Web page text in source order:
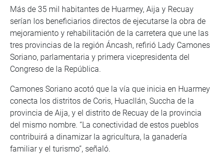
Más de 35 mil habitantes de Huarmey, Aija y Recuay
serían los beneficiarios directos de ejecutarse la obra de
mejoramiento y rehabilitación de la carretera que une las
tres provincias de la región Áncash, refirió Lady Camones
Soriano, parlamentaria y primera vicepresidenta del
Congreso de la República.
Camones Soriano acotó que la vía que inicia en Huarmey
conecta los distritos de Coris, Huacllán, Succha de la
provincia de Aija, y el distrito de Recuay de la provincia
del mismo nombre. “La conectividad de estos pueblos
contribuirá a dinamizar la agricultura, la ganadería
familiar y el turismo”, señaló.